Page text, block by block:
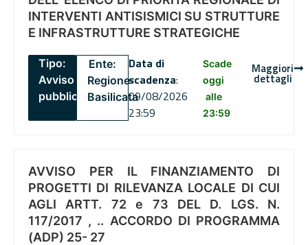
INTERVENTI ANTISISMICI SU STRUTTURE
E INFRASTRUTTURE STRATEGICHE
Tipo:
Avviso
pubblico
Ente:
Regione
Basilicata
Data di
scadenza:
09/08/2026
23:59
Scade
oggi
alle
23:59
Maggiori
dettagli
AVVISO PER IL FINANZIAMENTO DI
PROGETTI DI RILEVANZA LOCALE DI CUI
AGLI ARTT. 72 e 73 DEL D. LGS. N.
117/2017 , .. ACCORDO DI PROGRAMMA
(ADP) 25- 27